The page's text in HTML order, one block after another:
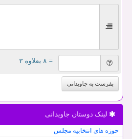
= ۸ بعلاوه ۳
بفرست به جاویدانی
لینک دوستان جاویدانی
حوزه های انتخابیه مجلس